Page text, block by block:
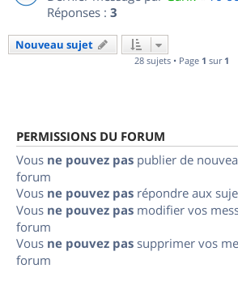
Réponses : 3
Nouveau sujet
28 sujets • Page 1 sur 1
PERMISSIONS DU FORUM
Vous ne pouvez pas publier de
forum
Vous ne pouvez pas répondre aux
Vous ne pouvez pas modifier vos
forum
Vous ne pouvez pas supprimer vos
forum